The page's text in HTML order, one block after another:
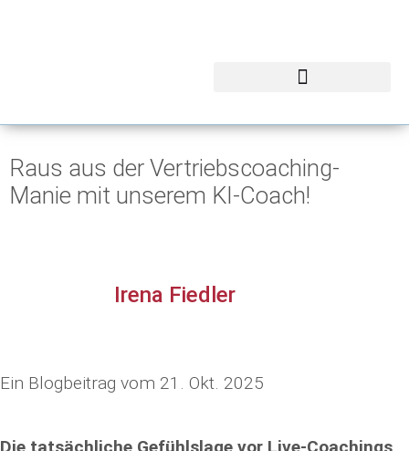
Raus aus der Vertriebscoaching-
Manie mit unserem KI-Coach!
Irena Fiedler
Ein Blogbeitrag vom 21. Okt. 2025